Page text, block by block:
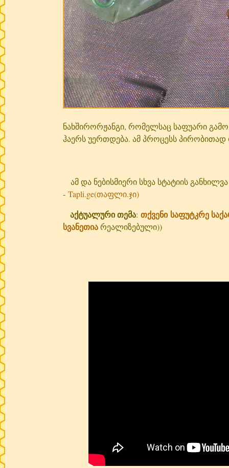
ნახშირორჟანგი, რომელსაც საფუარი
ჰაერს უერთდება. ამ პროცესს
ამ და ნებისმიერი სხვა სტატიის
- Tapli.ge(თაფლი.ჯი)
აქტუალური თემა: თქვენი საფუტკრე
სვანეთიარეალიზებული))